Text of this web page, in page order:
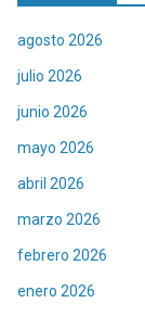
agosto 2026
julio 2026
junio 2026
mayo 2026
abril 2026
marzo 2026
febrero 2026
enero 2026